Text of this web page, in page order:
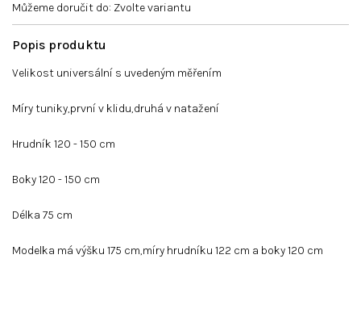
Velikost universální s uvedeným měřením
Míry tuniky,první v klidu,druhá v natažení
Hrudník 120 - 150 cm
Boky 120 - 150 cm
Délka 75 cm
Modelka má výšku 175 cm,míry hrudníku 122 cm a boky 120 cm
Můžeme doručit do: Zvolte variantu